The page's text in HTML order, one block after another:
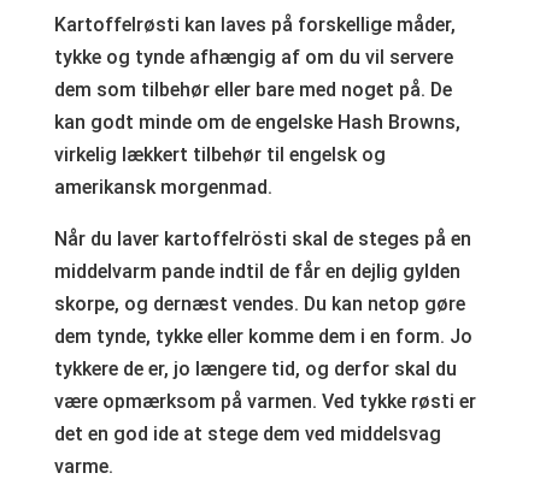
Kartoffelrøsti kan laves på forskellige måder,
tykke og tynde afhængig af om du vil servere
dem som tilbehør eller bare med noget på. De
kan godt minde om de engelske Hash Browns,
virkelig lækkert tilbehør til engelsk og
amerikansk morgenmad.
Når du laver kartoffelrösti skal de steges på en
middelvarm pande indtil de får en dejlig gylden
skorpe, og dernæst vendes. Du kan netop gøre
dem tynde, tykke eller komme dem i en form. Jo
tykkere de er, jo længere tid, og derfor skal du
være opmærksom på varmen. Ved tykke røsti er
det en god ide at stege dem ved middelsvag
varme.